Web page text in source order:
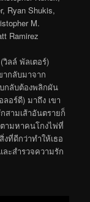
Ryan Shukis,
M.
Ramirez
วิลล์ พัลเตอร์)
ากลับมาจาก
กลับต้องพลิกผัน
อร์ดี) มาถึง เขา
สามเส้าอันตรายก็
ตามหาคนโกงไพ่ที่
ที่ดีกว่าทำให้เธอ
ะสำรวจความรัก